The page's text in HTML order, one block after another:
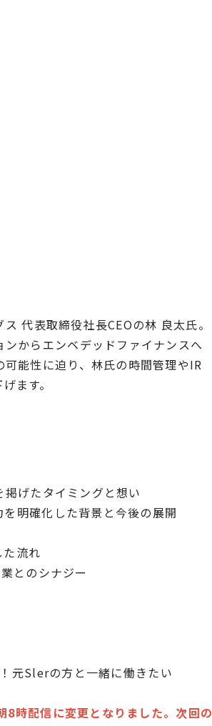
代表取締役社長CEOの林 良太氏。
からエンベデッドファイナンスへ
能性に迫り、林氏の時間管理やIR
ます。
げたタイミングと想い
明確化した背景と今後の展開
流れ
とのシナジー
元Slerの方と一緒に働きたい
時配信に変更となりました。次回の